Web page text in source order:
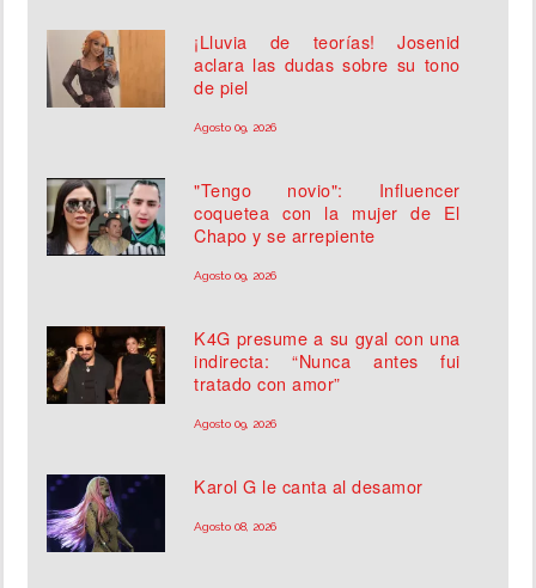
¡Lluvia de teorías! Josenid
aclara las dudas sobre su tono
de piel
Agosto 09, 2026
"Tengo novio": Influencer
coquetea con la mujer de El
Chapo y se arrepiente
Agosto 09, 2026
K4G presume a su gyal con una
indirecta: “Nunca antes fui
tratado con amor”
Agosto 09, 2026
Karol G le canta al desamor
Agosto 08, 2026